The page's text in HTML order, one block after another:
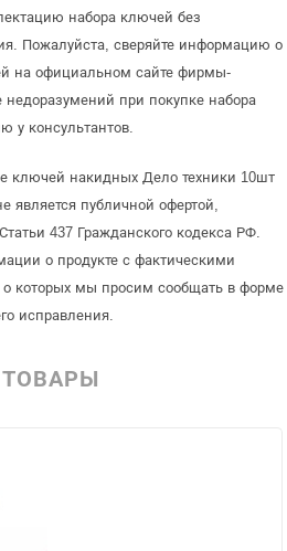
набора ключей без
Пожалуйста, сверяйте информацию о
на официальном сайте фирмы-
при покупке набора
у консультантов.
ключей накидных Дело техники 10шт
является публичной офертой,
437 Гражданского кодекса РФ.
о продукте с фактическими
о которых мы просим сообщать в форме
исправления.